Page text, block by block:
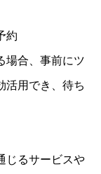
約
場合、事前にツ
活用でき、待ち
じるサービスや